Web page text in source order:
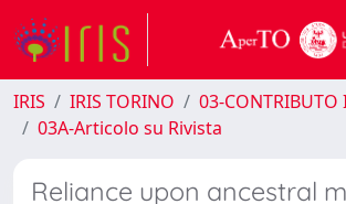
IRIS IRIS TORINO
03-CONTRIBUTO
03A-Articolo su Rivista
Reliance upon ancestral